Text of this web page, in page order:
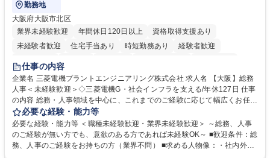
勤務地
大阪府大阪市北区
業界未経験歓迎
年間休日120日以上
資格取得支援あり
未経験者歓迎
住宅手当あり 時短勤務あり
経験者歓迎
退職金あり
駅近5分以内
土日祝休み 服装自由 寮・社宅あり 食事補助あり
仕事の内容
企業名 三菱電機プラントエンジニアリング株式会社 求人名 【大阪】総務
人事＜未経験歓迎＞◇三菱電機G・社会インフラを支える/年休127日 仕事
の内容 総務・人事領域を中心に、これまでのご経験に応じて幅広くお任せ
します。 ＜具体的には＞ ・総務/人事労務（給与・社保・勤怠管理など）
・採用・教育研修 ・福利厚生運用 など ※基本的には事務所勤務ですが、
採用や教育等の業務内容により、関西圏以外への日帰り・宿泊を伴う国内
出張もございます。 ※担当業務を持ちつつ、お互いに助け合いながら、総
必要な経験・能力等
必要な経験・能力等 ＜職種未経験歓迎・業界未経験歓迎＞ ～総務、人事
のご経験が無い方でも、意欲のある方であれば未経験OK～ ■歓迎条件：総
務、人事のご経験をお持ちの方（業界不問） ■求める人物像：・社内外の